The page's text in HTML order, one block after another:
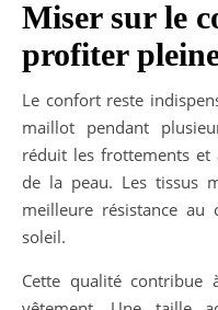
Miser sur le
profiter
Le confort reste
maillot pendant
réduit les frottements et
de la peau. Les tissus
meilleure résistance
soleil.
Cette qualité